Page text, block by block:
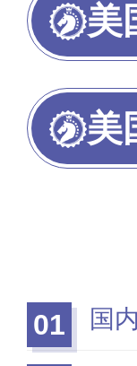
美
美
01
国